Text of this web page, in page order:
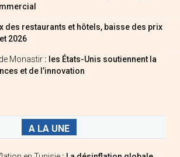
des restaurants et hôtels, baisse des prix
2026
Monastir : les États-Unis soutiennent la
et de l’innovation
A LA UNE